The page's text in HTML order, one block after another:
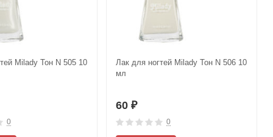
Milady Тон N 505 10
0
Лак для ногтей Milady Тон N 506 10
мл
60 ₽
0